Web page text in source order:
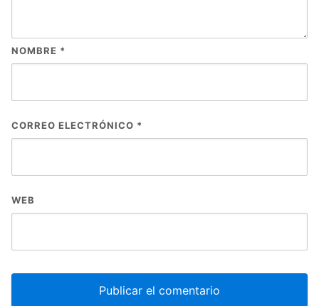
NOMBRE *
CORREO ELECTRÓNICO *
WEB